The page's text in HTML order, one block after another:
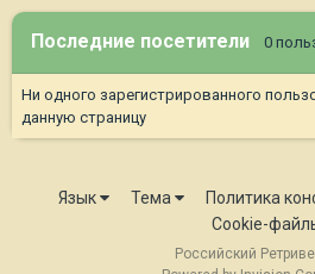
Последние посетители 0
Ни одного зарегистрированного
данную страницу
Язык Тема
Политика
Cookie-
Российский